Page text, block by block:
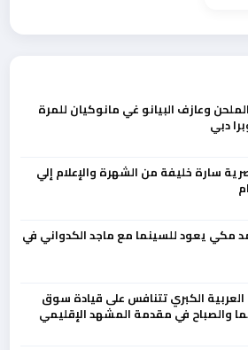
وعازف البيانو غي مانوكيان للمرة
دبي
سارة خليفة من الشهرة والإعلام إلي
مكي يعود للسينما مع ماجد الكدواني في
العربية الكبري تتنافس على قيادة سوق
والصباح في مقدمة المشهد الإقليمي